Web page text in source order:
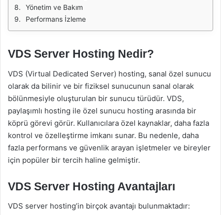
Yönetim ve Bakım
Performans İzleme
VDS Server Hosting Nedir?
VDS (Virtual Dedicated Server) hosting, sanal özel sunucu
olarak da bilinir ve bir fiziksel sunucunun sanal olarak
bölünmesiyle oluşturulan bir sunucu türüdür. VDS,
paylaşımlı hosting ile özel sunucu hosting arasında bir
köprü görevi görür. Kullanıcılara özel kaynaklar, daha fazla
kontrol ve özelleştirme imkanı sunar. Bu nedenle, daha
fazla performans ve güvenlik arayan işletmeler ve bireyler
için popüler bir tercih haline gelmiştir.
VDS Server Hosting Avantajları
VDS server hosting’in birçok avantajı bulunmaktadır: